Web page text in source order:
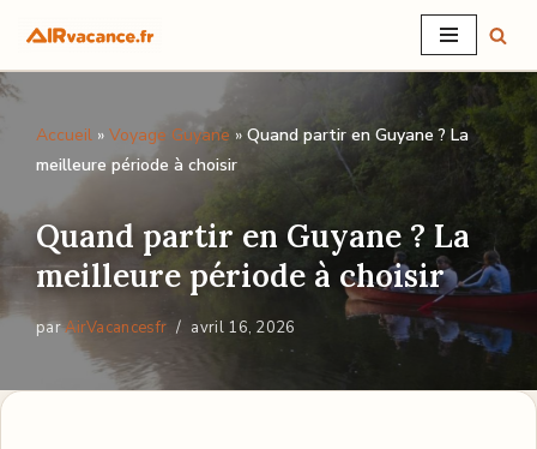
Aller
au
contenu
Accueil » Voyage Guyane » Quand partir en Guyane ? La
meilleure période à choisir
Quand partir en Guyane ? La
meilleure période à choisir
parAirVacancesfr avril 16, 2026